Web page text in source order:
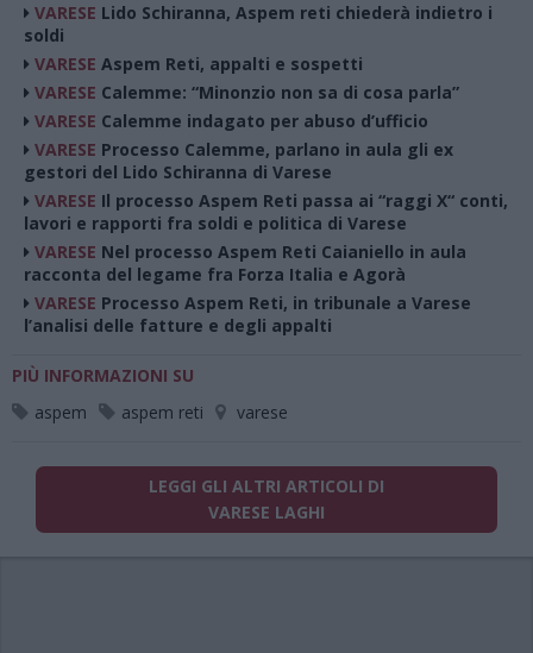
VARESE Lido Schiranna, Aspem reti chiederà indietro i
soldi
VARESE Aspem Reti, appalti e sospetti
VARESE Calemme: “Minonzio non sa di cosa parla”
VARESE Calemme indagato per abuso d’ufficio
VARESE Processo Calemme, parlano in aula gli ex
gestori del Lido Schiranna di Varese
VARESE Il processo Aspem Reti passa ai “raggi X“ conti,
lavori e rapporti fra soldi e politica di Varese
VARESE Nel processo Aspem Reti Caianiello in aula
racconta del legame fra Forza Italia e Agorà
VARESE Processo Aspem Reti, in tribunale a Varese
l’analisi delle fatture e degli appalti
PIÙ INFORMAZIONI SU
aspem
aspem reti varese
LEGGI GLI ALTRI ARTICOLI DI
VARESE LAGHI